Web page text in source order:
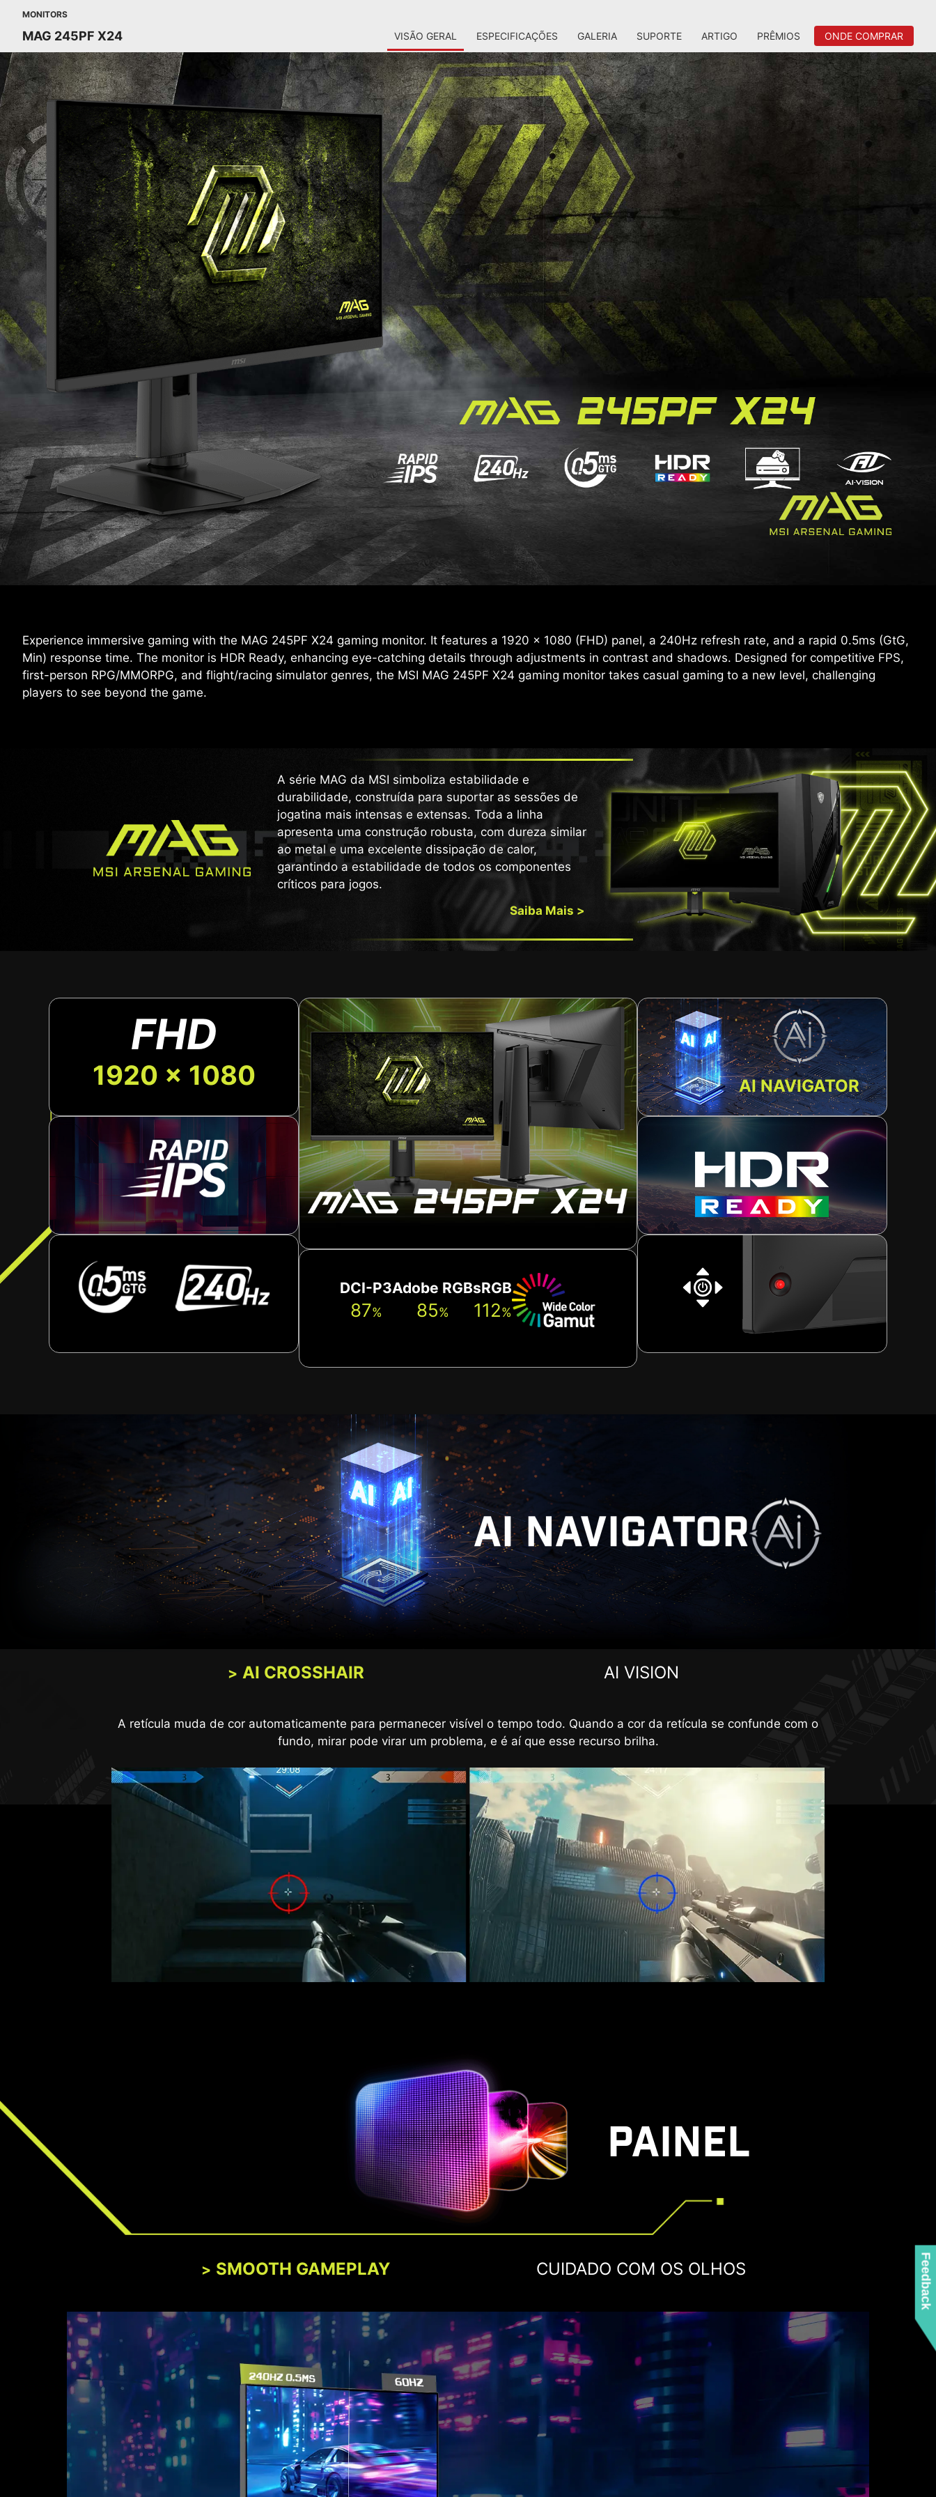
MONITORS
MAG 245PF X24 VISÃO GERAL ESPECIFICAÇÕES GALERIA SUPORTE ARTIGO PRÊMIOS ONDE COMPRAR
Experience immersive gaming with the MAG 245PF X24 gaming monitor. It features a 1920 x 1080 (FHD) panel, a 240Hz refresh rate, and a rapid 0.5ms (GtG,
Min) response time. The monitor is HDR Ready, enhancing eye-catching details through adjustments in contrast and shadows. Designed for competitive FPS,
first-person RPG/MMORPG, and flight/racing simulator genres, the MSI MAG 245PF X24 gaming monitor takes casual gaming to a new level, challenging
players to see beyond the game.
A série MAG da MSI simboliza estabilidade e
durabilidade, construída para suportar as sessões de
jogatina mais intensas e extensas. Toda a linha
apresenta uma construção robusta, com dureza similar
ao metal e uma excelente dissipação de calor,
garantindo a estabilidade de todos os componentes
críticos para jogos.
Saiba Mais >
FHD
1920 x 1080
DCI-P3
87%
Adobe RGB
85%
sRGB
112%
AI NAVIGATOR
AI NAVIGATOR
AI CROSSHAIR AI VISION
A retícula muda de cor automaticamente para permanecer visível o tempo todo. Quando a cor da retícula se confunde com o
fundo, mirar pode virar um problema, e é aí que esse recurso brilha.
A nova tecnologia AI Vision não apenas revela detalhes em áreas escuras, como também aprimora o brilho geral e intensifica
as cores, trazendo mais vida para o seu dia a dia.
AI VISION DESATIVADO AI VISION ATIVADO
PAINEL
SMOOTH GAMEPLAY CUIDADO COM OS OLHOS Feedback